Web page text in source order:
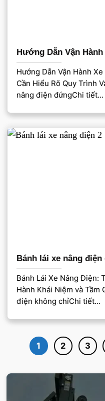
VIETSTANDARD
Hướng Dẫn Vận
Hướng Dẫn Vận Hành
Cần Hiểu Rõ Quy Trình
nâng điện đứngChi tiết...
Bánh lái xe nâng
Bánh Lái Xe Nâng Điện:
Hành Khái Niệm và Tầm
điện không chỉChi tiết...
1 2 3